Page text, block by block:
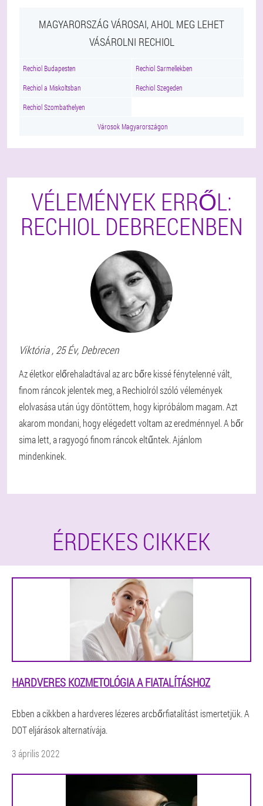
MAGYARORSZÁG VÁROSAI, AHOL MEG LEHET
VÁSÁROLNI RECHIOL
Rechiol Budapesten Rechiol Sarmellekben
Rechiol a Miskoltsban Rechiol Szegeden
Rechiol Szombathelyen
Városok Magyarországon
VÉLEMÉNYEK ERRŐL:
RECHIOL DEBRECENBEN
Viktória, 25 Év, Debrecen
Az életkor előrehaladtával az arc bőre kissé fénytelenné vált,
finom ráncok jelentek meg, a Rechiolról szóló vélemények
elolvasása után úgy döntöttem, hogy kipróbálom magam. Azt
akarom mondani, hogy elégedett voltam az eredménnyel. A bőr
sima lett, a ragyogó finom ráncok eltűntek. Ajánlom
mindenkinek.
ÉRDEKES CIKKEK
HARDVERES KOZMETOLÓGIA A FIATALÍTÁSHOZ
Ebben a cikkben a hardveres lézeres arcbőrfiatalítást ismertetjük. A
DOT eljárások alternatívája.
3 április 2022